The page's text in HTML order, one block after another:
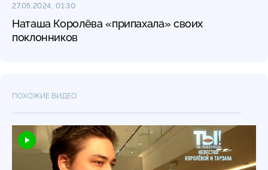
27.05.2024, 01:30
Наташа Королёва «припахала» своих
поклонников
ПОХОЖИЕ ВИДЕО